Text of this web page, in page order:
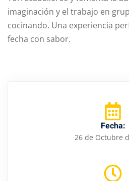
imaginación y el trabajo en
cocinando. Una experiencia
fecha con sabor.
Fecha:
26 de Octubre